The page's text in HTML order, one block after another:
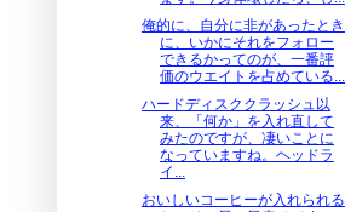
俺的に、自分に非があったとき
に、いかにそれをフォロー
できるかってのが、一番評
価のウエイトを占めている...
ハードディスククラッシュ以
来、「何か」を入れ直して
みたのですが、凄いことに
なっていますね。ヘッドラ
イ...
おいしいコーヒーが入れられる